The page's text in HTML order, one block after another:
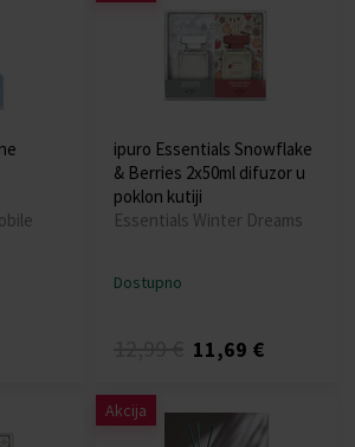
ipuro Essentials Snowflake
& Berries 2x50ml difuzor u
poklon kutiji
Essentials Winter Dreams
Dostupno
11,69 €
Akcija